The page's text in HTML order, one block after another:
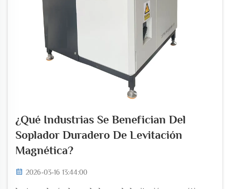
¿Qué Industrias Se Benefician Del
Soplador Duradero De Levitación
Magnética?
2026-03-16 13:44:00